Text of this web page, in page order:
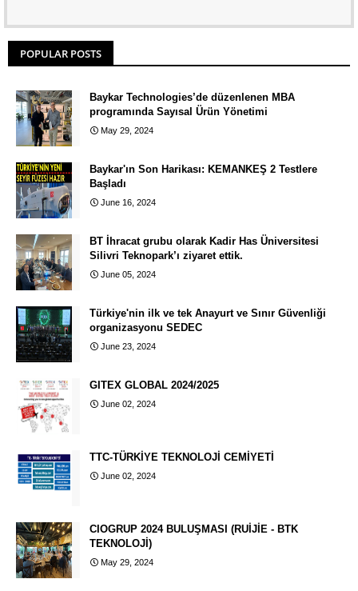
POPULAR POSTS
Baykar Technologies’de düzenlenen MBA
programında Sayısal Ürün Yönetimi
May 29, 2024
Baykar'ın Son Harikası: KEMANKEŞ 2 Testlere
Başladı
June 16, 2024
BT İhracat grubu olarak Kadir Has Üniversitesi
Silivri Teknopark’ı ziyaret ettik.
June 05, 2024
Türkiye'nin ilk ve tek Anayurt ve Sınır Güvenliği
organizasyonu SEDEC
June 23, 2024
GITEX GLOBAL 2024/2025
June 02, 2024
TTC-TÜRKİYE TEKNOLOJİ CEMİYETİ
June 02, 2024
CIOGRUP 2024 BULUŞMASI (RUİJİE - BTK
TEKNOLOJİ)
May 29, 2024